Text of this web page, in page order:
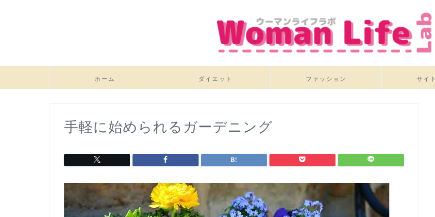
ホーム ダイエット ファッション サイ
手軽に始められるガーデニング